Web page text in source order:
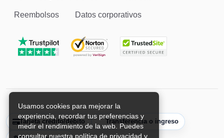
Usamos cookies para mejorar la
experiencia, recordar tus preferencias y
medir el rendimiento de la web. Puedes
consultar nuestra política de privacidad y
Reembolsos Datos corporativos
Tarjeta crédito/débito Transferencia o ingreso